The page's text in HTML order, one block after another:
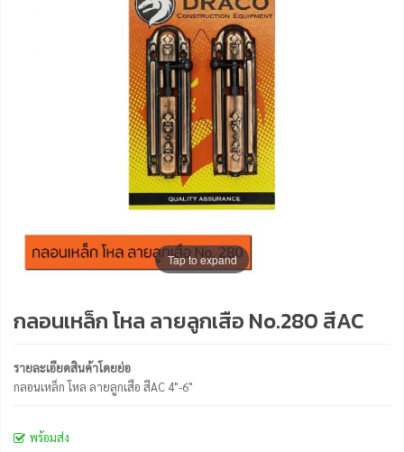
กลอนเหล็ก โหล ลายลูกเสือ No.280 สีAC
รายละเอียดสินค้าโดยย่อ
กลอนเหล็ก โหล ลายลูกเสือ สีAC 4"-6"
พร้อมส่ง
Tap to expand